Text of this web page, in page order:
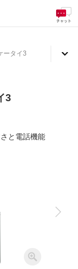
ータイ3
3
と電話機能